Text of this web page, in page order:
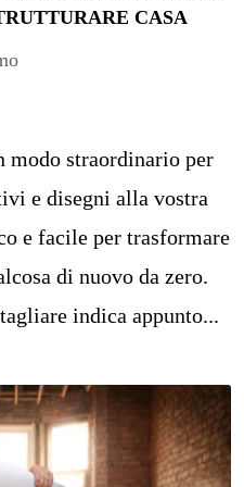
CASA
modo straordinario per
e disegni alla vostra
e facile per trasformare
di nuovo da zero.
indica appunto...